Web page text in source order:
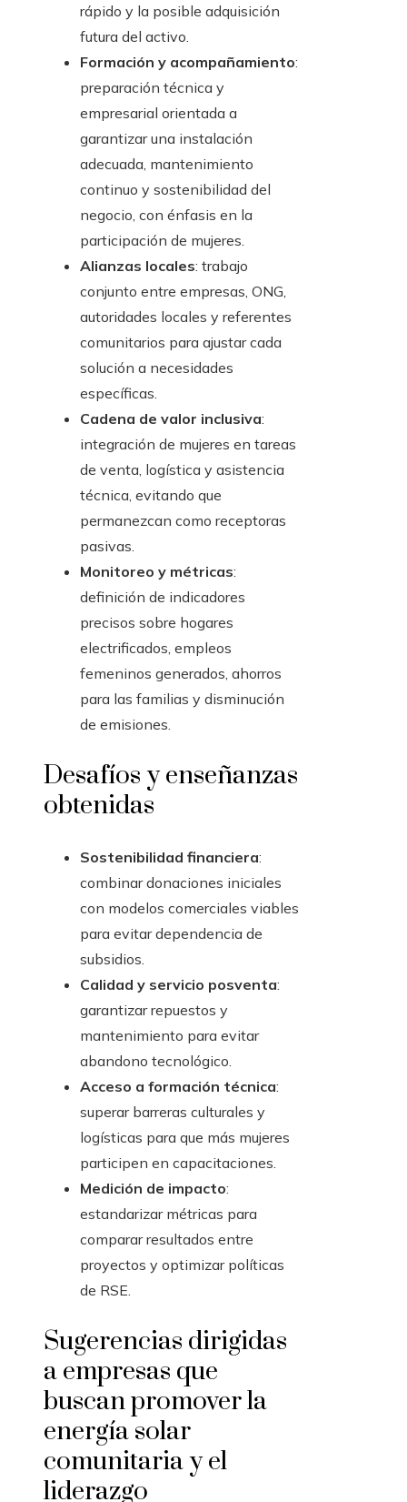
rápido y la posible adquisición
futura del activo.
Formación y acompañamiento:
preparación técnica y
empresarial orientada a
garantizar una instalación
adecuada, mantenimiento
continuo y sostenibilidad del
negocio, con énfasis en la
participación de mujeres.
Alianzas locales: trabajo
conjunto entre empresas, ONG,
autoridades locales y referentes
comunitarios para ajustar cada
solución a necesidades
específicas.
Cadena de valor inclusiva:
integración de mujeres en tareas
de venta, logística y asistencia
técnica, evitando que
permanezcan como receptoras
pasivas.
Monitoreo y métricas:
definición de indicadores
precisos sobre hogares
electrificados, empleos
femeninos generados, ahorros
para las familias y disminución
de emisiones.
Desafíos y enseñanzas
obtenidas
Sostenibilidad financiera:
combinar donaciones iniciales
con modelos comerciales viables
para evitar dependencia de
subsidios.
Calidad y servicio posventa:
garantizar repuestos y
mantenimiento para evitar
abandono tecnológico.
Acceso a formación técnica:
superar barreras culturales y
logísticas para que más mujeres
participen en capacitaciones.
Medición de impacto:
estandarizar métricas para
comparar resultados entre
proyectos y optimizar políticas
de RSE.
Sugerencias dirigidas
a empresas que
buscan promover la
energía solar
comunitaria y el
liderazgo